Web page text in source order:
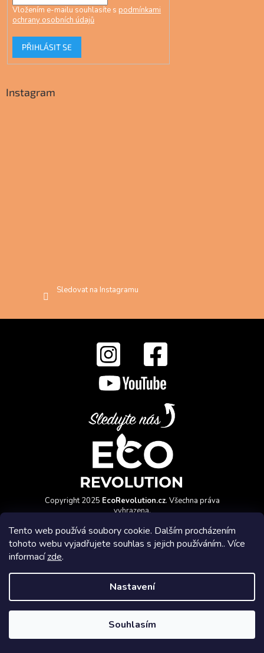
Tento web používá soubory cookie. Dalším procházením
tohoto webu vyjadřujete souhlas s jejich používáním.. Více
informacízde.
Nastavení
Souhlasím
Vložením e-mailu souhlasíte s podmínkami
ochrany osobních údajů
PŘIHLÁSIT SE
Instagram
Sledovat na Instagramu
Copyright 2025 EcoRevolution.cz. Všechna práva
vyhrazena.
Affiliate program